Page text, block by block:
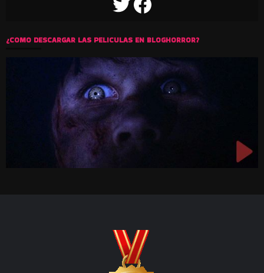
TWITTERFACEBOOK
¿COMO DESCARGAR LAS PELICULAS EN BLOGHORROR?